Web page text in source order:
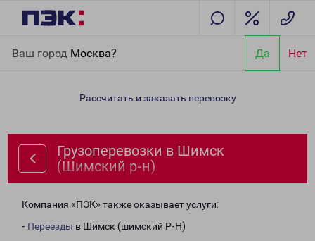
Ваш город Москва? Да Нет
н)
Рассчитать и заказать перевозку
Грузоперевозки в Шимск
(Шимский р-н)
Компания «ПЭК» также оказывает услуги:
- Переезды в Шимск (шимский Р-Н)